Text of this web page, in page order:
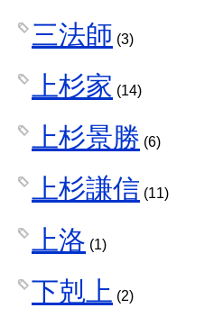
三法師 (3)
上杉家 (14)
上杉景勝 (6)
上杉謙信 (11)
上洛 (1)
下剋上 (2)